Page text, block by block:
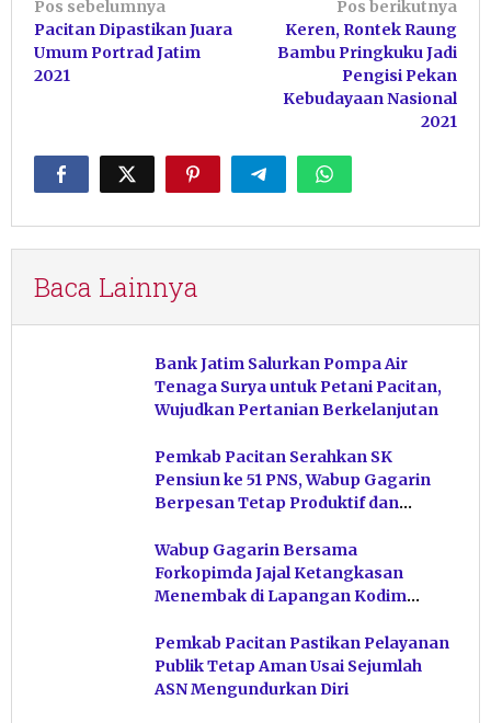
Navigasi
pos
Pos sebelumnya
Pacitan Dipastikan Juara
Umum Portrad Jatim
2021
Pos berikutnya
Keren, Rontek Raung
Bambu Pringkuku Jadi
Pengisi Pekan
Kebudayaan Nasional
2021
Baca Lainnya
Bank Jatim Salurkan Pompa Air
Tenaga Surya untuk Petani Pacitan,
Wujudkan Pertanian Berkelanjutan
Pemkab Pacitan Serahkan SK
Pensiun ke 51 PNS, Wabup Gagarin
Berpesan Tetap Produktif dan
Wabup Gagarin Bersama
Forkopimda Jajal Ketangkasan
Menembak di Lapangan Kodim
Pemkab Pacitan Pastikan Pelayanan
Publik Tetap Aman Usai Sejumlah
ASN Mengundurkan Diri